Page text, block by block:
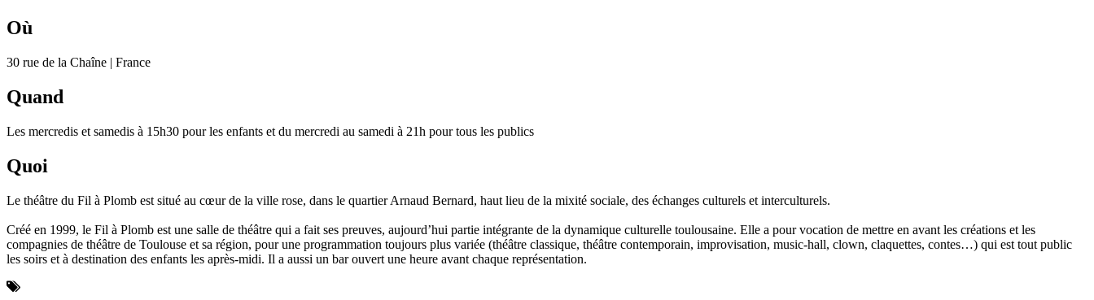
Où
30 rue de la Chaîne | France
Quand
Les mercredis et samedis à 15h30 pour les enfants et du mercredi au samedi à 21h pour tous les publics
Quoi
Le théâtre du Fil à Plomb est situé au cœur de la ville rose, dans le quartier Arnaud Bernard, haut lieu de la mixité sociale, des échanges culturels et interculturels.
Créé en 1999, le Fil à Plomb est une salle de théâtre qui a fait ses preuves, aujourd’hui partie intégrante de la dynamique culturelle toulousaine. Elle a pour vocation de mettre en avant les créations et les
compagnies de théâtre de Toulouse et sa région, pour une programmation toujours plus variée (théâtre classique, théâtre contemporain, improvisation, music-hall, clown, claquettes, contes…) qui est tout public
les soirs et à destination des enfants les après-midi. Il a aussi un bar ouvert une heure avant chaque représentation.